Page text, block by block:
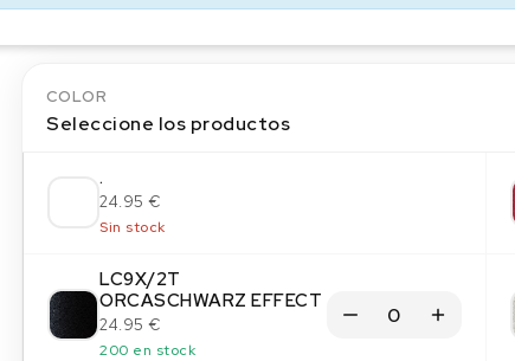
COLOR
Seleccione los productos
.
24.95 €
Sin stock
LC9X/2T
ORCASCHWARZ EFFECT
24.95 €
200 en stock